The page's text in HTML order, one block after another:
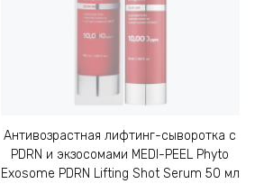
Антивозрастная лифтинг-сыворотка с
PDRN и экзосомами MEDI-PEEL Phyto
Exosome PDRN Lifting Shot Serum 50 мл